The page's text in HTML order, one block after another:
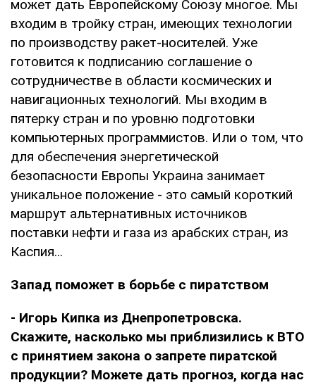
может дать Европейскому Cоюзу многое. Мы
входим в тройку стран, имеющих технологии
по производству ракет-носителей. Уже
готовится к подписанию соглашение о
сотрудничестве в области космических и
навигационных технологий. Мы входим в
пятерку стран и по уровню подготовки
компьютерных программистов. Или о том, что
для обеспечения энергетической
безопасности Европы Украина занимает
уникальное положение - это самый короткий
маршрут альтернативных источников
поставки нефти и газа из арабских стран, из
Каспия...
Запад поможет в борьбе с пиратством
- Игорь Кипка из Днепропетровска.
Скажите, насколько мы приблизились к ВТО
с принятием закона о запрете пиратской
продукции? Можете дать прогноз, когда нас